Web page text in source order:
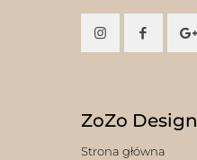
ZoZo Design
Strona główna